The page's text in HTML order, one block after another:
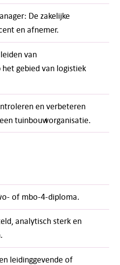
De zakelijke
en afnemer.
van
gebied van logistiek
en verbeteren
tuinbouworganisatie.
of mbo-4-diploma.
analytisch sterk en
leidinggevende of